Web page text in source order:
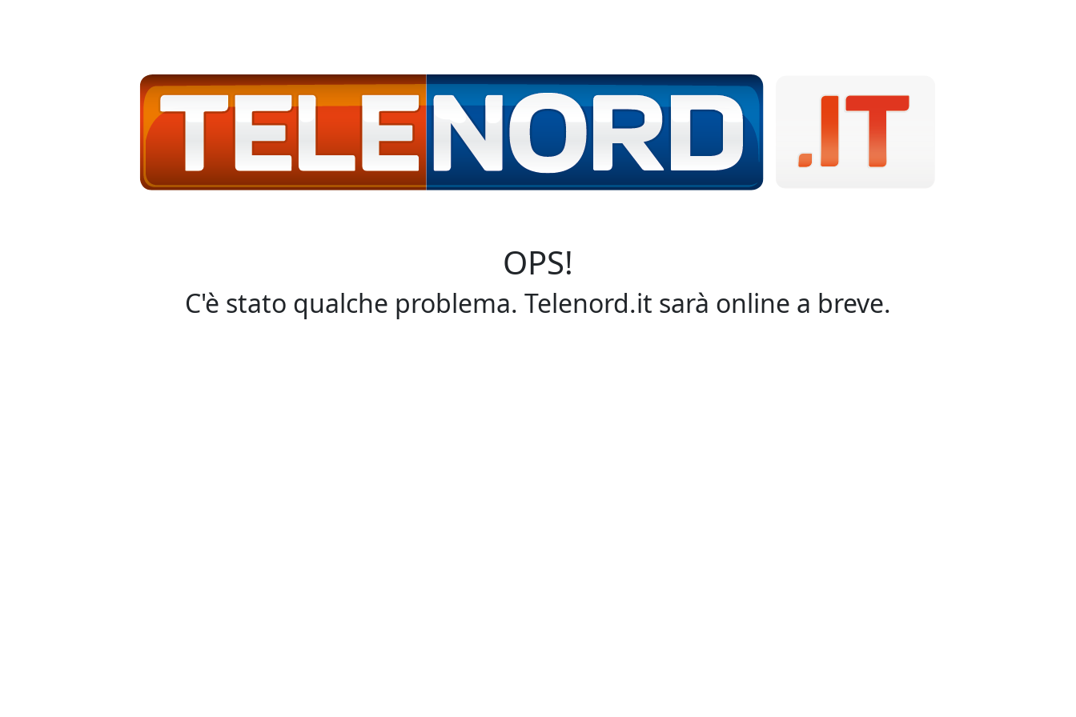
OPS!
C'è stato qualche problema. Telenord.it sarà online a breve.